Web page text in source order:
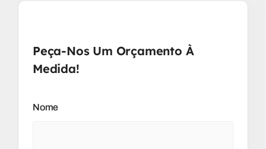
Peça-Nos Um Orçamento À
Medida!
Nome